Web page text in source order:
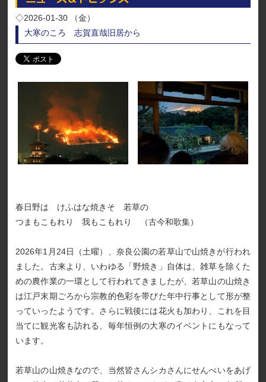
◇2026-01-30 （金）
大寒のころ 志賀直哉旧居から
春日野は けふはな焼きそ 若草の
つまもこもれり 我もこもれり （古今和歌集）
2026年1月24日（土曜）、奈良公園の若草山で山焼きが行われ
ました。古来より、いわゆる「野焼き」自体は、雑草を除くた
めの農作業の一環として行われてきましたが、若草山の山焼き
は江戸末期ごろから宗教的色彩を帯びた年中行事として形が整
っていったようです。さらに戦後には花火も加わり、これを目
当てに観光客も訪れる、毎年恒例の大寒のイベントにもなって
います。
若草山の山焼きなので、当然皆さんシカさんにせんべいをあげ